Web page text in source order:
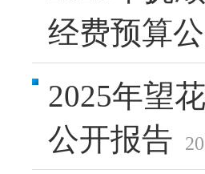
经费预算
2025年望
公开报告